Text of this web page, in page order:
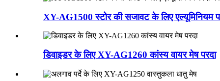
XY-AG1500 स्टोर की सजावट के लिए एल्यूमिनियम
डिवाइडर के लिए XY-AG1260 कांस्य वायर मेष परदा